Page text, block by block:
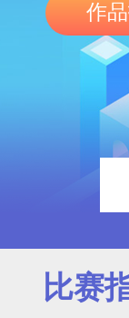
作
比赛